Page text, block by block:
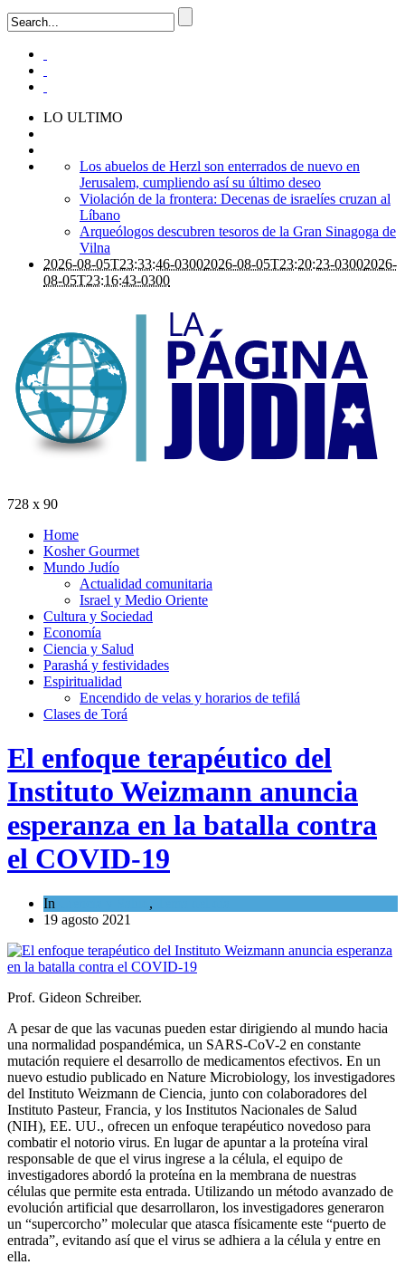
LO ULTIMO
Los abuelos de Herzl son enterrados de nuevo en
Jerusalem, cumpliendo así su último deseo
Violación de la frontera: Decenas de israelíes cruzan al
Líbano
Arqueólogos descubren tesoros de la Gran Sinagoga de
Vilna
2026-08-05T23:33:46-03002026-08-05T23:20:23-03002026-
08-05T23:16:43-0300
728 x 90
Home
Kosher Gourmet
Mundo Judío
Actualidad comunitaria
Israel y Medio Oriente
Cultura y Sociedad
Economía
Ciencia y Salud
Parashá y festividades
Espiritualidad
Encendido de velas y horarios de tefilá
Clases de Torá
El enfoque terapéutico del
Instituto Weizmann anuncia
esperanza en la batalla contra
el COVID-19
In ,
19 agosto 2021
Prof. Gideon Schreiber.
A pesar de que las vacunas pueden estar dirigiendo al mundo hacia
una normalidad pospandémica, un SARS-CoV-2 en constante
mutación requiere el desarrollo de medicamentos efectivos. En un
nuevo estudio publicado en Nature Microbiology, los investigadores
del Instituto Weizmann de Ciencia, junto con colaboradores del
Instituto Pasteur, Francia, y los Institutos Nacionales de Salud
(NIH), EE. UU., ofrecen un enfoque terapéutico novedoso para
combatir el notorio virus. En lugar de apuntar a la proteína viral
responsable de que el virus ingrese a la célula, el equipo de
investigadores abordó la proteína en la membrana de nuestras
células que permite esta entrada. Utilizando un método avanzado de
evolución artificial que desarrollaron, los investigadores generaron
un “supercorcho” molecular que atasca físicamente este “puerto de
entrada”, evitando así que el virus se adhiera a la célula y entre en
ella.